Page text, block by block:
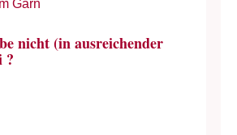
Garn
nicht (in ausreichender
?